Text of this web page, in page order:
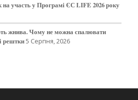
на участь у Програмі ЄС LIFE 2026 року
жнива. Чому не можна спалювати
рештки5 Серпня, 2026